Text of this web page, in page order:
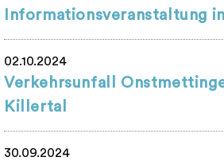
Informationsveranstaltung
02.10.2024
Verkehrsunfall
Killertal
30.09.2024